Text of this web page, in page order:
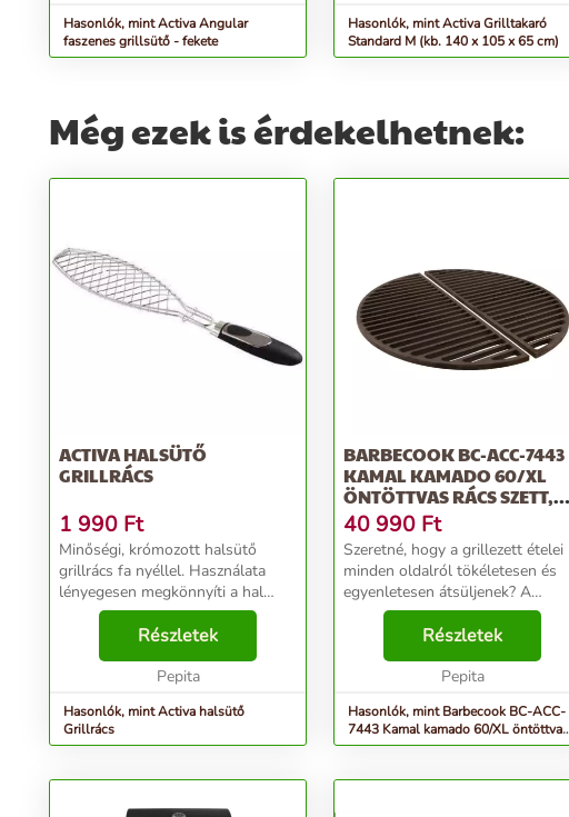
Hasonlók, mint Activa Angular
faszenes grillsütő - fekete
Hasonlók, mint Activa Grilltakaró
Standard M (kb. 140 x 105 x 65 cm)
Még ezek is érdekelhetnek:
ACTIVA HALSÜTŐ
GRILLRÁCS
1 990 Ft
Minőségi, krómozott halsütő
grillrács fa nyéllel. Használata
lényegesen megkönnyíti a hal
grillezését és annak forgatását.
Jellemzők: - Anyaga: Krómozott -
Nyél anyaga: Fa - Súly: 0,2kg...
Részletek
Pepita
Hasonlók, mint Activa halsütő
Grillrács
BARBECOOK BC-ACC-7443
KAMAL KAMADO 60/XL
ÖNTÖTTVAS RÁCS SZETT,
2D...
40 990 Ft
Szeretné, hogy a grillezett ételei
minden oldalról tökéletesen és
egyenletesen átsüljenek? A
Barbecook BC-ACC-7443 Kamal
kamado 60/XL öntöttvas rács
szettje ezt a vágyát valóra váltja,
biztosítva, hog...
Részletek
Pepita
Hasonlók, mint Barbecook BC-ACC-
7443 Kamal kamado 60/XL öntöttvas
rács szett, 2d...